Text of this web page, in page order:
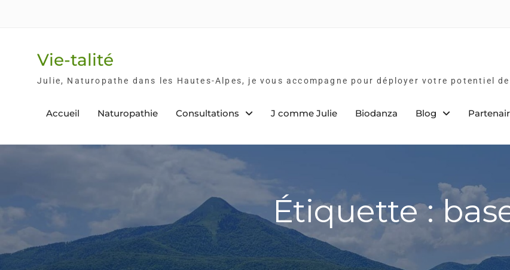
Vie-talité
Julie, Naturopathe dans les Hautes-Alpes, je vous accompagne pour déployer votre potentiel
Accueil Naturopathie Consultations J comme Julie Biodanza Blog
Étiquette :